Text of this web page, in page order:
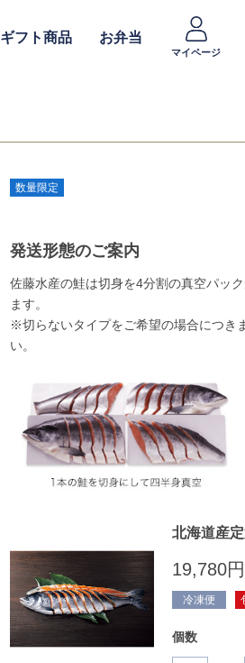
ギフト商品 お弁当
マイページ
数量限定
発送形態のご案内
佐藤水産の鮭は切身を4分割の真空パッ
ます。
※切らないタイプをご希望の場合につき
い。
北海道産
19,780円
冷凍便
個数